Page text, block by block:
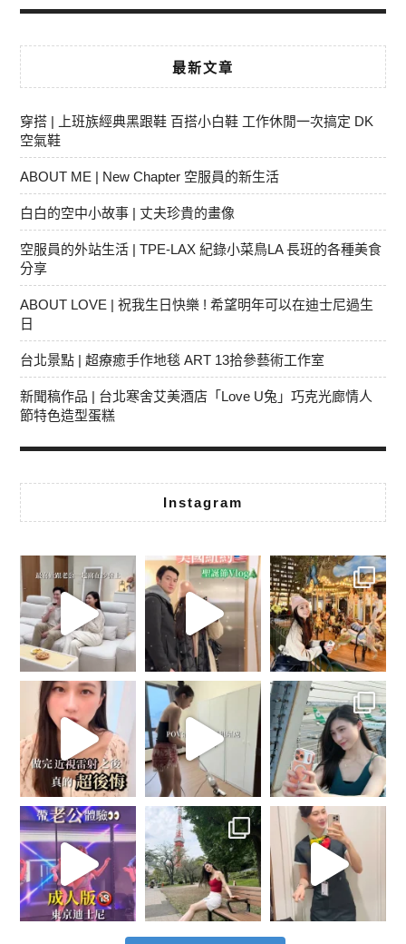
最新文章
穿搭 | 上班族經典黑跟鞋 百搭小白鞋 工作休閒一次搞定 DK
空氣鞋
ABOUT ME | New Chapter 空服員的新生活
白白的空中小故事 | 丈夫珍貴的畫像
空服員的外站生活 | TPE-LAX 紀錄小菜鳥LA 長班的各種美食
分享
ABOUT LOVE | 祝我生日快樂 ! 希望明年可以在迪士尼過生
日
台北景點 | 超療癒手作地毯 ART 13拾參藝術工作室
新聞稿作品 | 台北寒舍艾美酒店「Love U兔」巧克光廊情人
節特色造型蛋糕
Instagram